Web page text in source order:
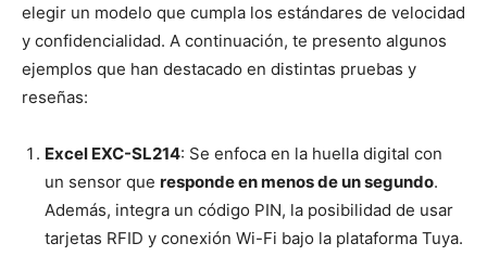
elegir un modelo que cumpla los estándares de velocidad
y confidencialidad. A continuación, te presento algunos
ejemplos que han destacado en distintas pruebas y
reseñas:
Excel EXC-SL214: Se enfoca en la huella digital con
un sensor que responde en menos de un segundo.
Además, integra un código PIN, la posibilidad de usar
tarjetas RFID y conexión Wi-Fi bajo la plataforma Tuya.